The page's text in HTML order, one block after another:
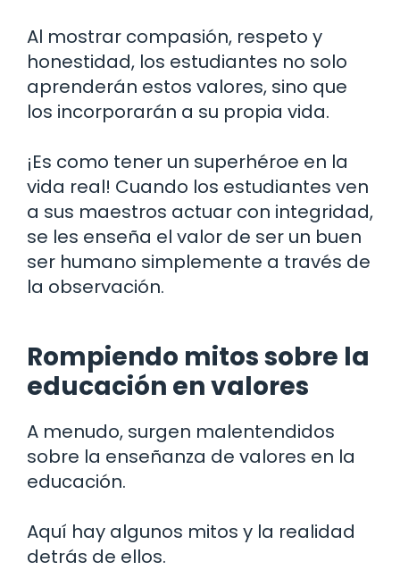
Al mostrar compasión, respeto y
honestidad, los estudiantes no solo
aprenderán estos valores, sino que
los incorporarán a su propia vida.
¡Es como tener un superhéroe en la
vida real! Cuando los estudiantes ven
a sus maestros actuar con integridad,
se les enseña el valor de ser un buen
ser humano simplemente a través de
la observación.
Rompiendo mitos sobre la
educación en valores
A menudo, surgen malentendidos
sobre la enseñanza de valores en la
educación.
Aquí hay algunos mitos y la realidad
detrás de ellos.